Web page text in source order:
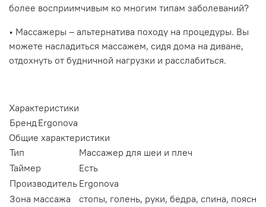
более восприимчивым ко многим типам заболеваний?
• Массажеры – альтернатива походу на процедуры. Вы
можете насладиться массажем, сидя дома на диване,
отдохнуть от будничной нагрузки и расслабиться.
Характеристики
Бренд Ergonova
Общие характеристики
Тип
Массажер для шеи и плеч
Таймер
Есть
Производитель Ergonova
Зона массажа
стопы, голень, руки, бедра, спина,